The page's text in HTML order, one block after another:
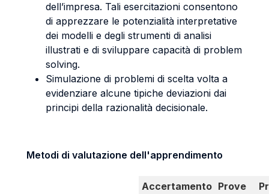
dell’impresa. Tali esercitazioni consentono
di apprezzare le potenzialità interpretative
dei modelli e degli strumenti di analisi
illustrati e di sviluppare capacità di problem
solving.
Simulazione di problemi di scelta volta a
evidenziare alcune tipiche deviazioni dai
principi della razionalità decisionale.
Metodi di valutazione dell'apprendimento
Accertamento Prove